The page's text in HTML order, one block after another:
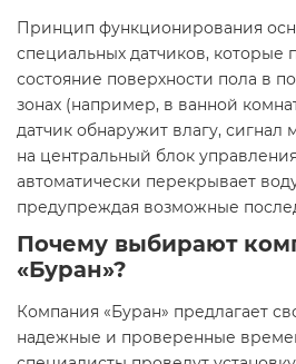
Принцип функционирования
специальных датчиков, которые
состояние поверхности пола в
зонах (например, в ванной
датчик обнаружит влагу, сигнал
на центральный блок
автоматически перекрывает
предупреждая возможные
Почему выбирают
«Буран»?
Компания «Буран» предлагает
надежные и проверенные